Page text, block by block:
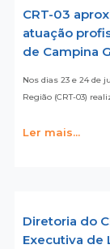
CRT-03
atuação
de Campina
Nos dias 23 e 24 de
Região (CRT-03)
Ler mais...
Diretoria do
Executiva de